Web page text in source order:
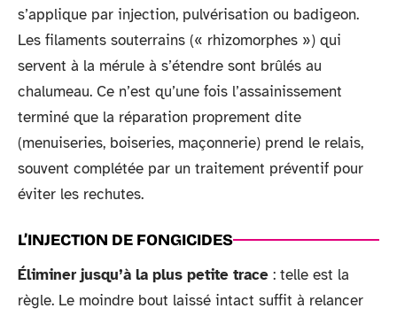
s’applique par injection, pulvérisation ou badigeon.
Les filaments souterrains (« rhizomorphes ») qui
servent à la mérule à s’étendre sont brûlés au
chalumeau. Ce n’est qu’une fois l’assainissement
terminé que la réparation proprement dite
(menuiseries, boiseries, maçonnerie) prend le relais,
souvent complétée par un traitement préventif pour
éviter les rechutes.
L’INJECTION DE FONGICIDES
Éliminer jusqu’à la plus petite trace : telle est la
règle. Le moindre bout laissé intact suffit à relancer